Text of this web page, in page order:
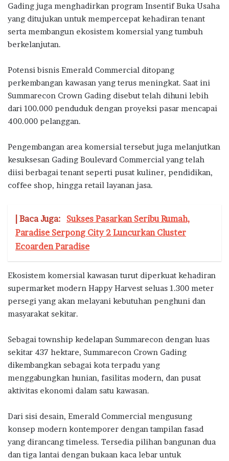
Gading juga menghadirkan program Insentif Buka Usaha
yang ditujukan untuk mempercepat kehadiran tenant
serta membangun ekosistem komersial yang tumbuh
berkelanjutan.
Potensi bisnis Emerald Commercial ditopang
perkembangan kawasan yang terus meningkat. Saat ini
Summarecon Crown Gading disebut telah dihuni lebih
dari 100.000 penduduk dengan proyeksi pasar mencapai
400.000 pelanggan.
Pengembangan area komersial tersebut juga melanjutkan
kesuksesan Gading Boulevard Commercial yang telah
diisi berbagai tenant seperti pusat kuliner, pendidikan,
coffee shop, hingga retail layanan jasa.
| Baca Juga:
Sukses Pasarkan Seribu Rumah,
Paradise Serpong City 2 Luncurkan Cluster
Ecoarden Paradise
Ekosistem komersial kawasan turut diperkuat kehadiran
supermarket modern Happy Harvest seluas 1.300 meter
persegi yang akan melayani kebutuhan penghuni dan
masyarakat sekitar.
Sebagai township kedelapan Summarecon dengan luas
sekitar 437 hektare, Summarecon Crown Gading
dikembangkan sebagai kota terpadu yang
menggabungkan hunian, fasilitas modern, dan pusat
aktivitas ekonomi dalam satu kawasan.
Dari sisi desain, Emerald Commercial mengusung
konsep modern kontemporer dengan tampilan fasad
yang dirancang timeless. Tersedia pilihan bangunan dua
dan tiga lantai dengan bukaan kaca lebar untuk